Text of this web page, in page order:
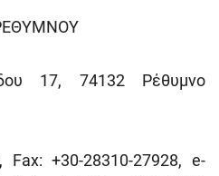
17, 74132 Ρέθυμνο
Fax: +30-28310-27928, e-